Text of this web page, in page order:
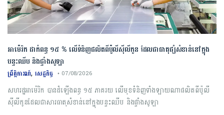
អាម៉េរិក ដាក់ពន្ធ ១៥ % លើទំនិញផលិតពីប៉ូលីស៊ីលីកូន ដែលជាធាតុផ្សំសំខាន់នៅក្នុង
បន្ទះឈីប និងផ្ទាំងសូឡា
ព្រឹត្តិការណ៍, សេដ្ឋកិច្ច • 07/08/2026
សហរដ្ឋអាម៉េរិក បានដំឡើងពន្ធ ១៥ ភាគរយ លើមុខទំនិញទាំងឡាយណាផលិតពីប៉ូលី
ស៊ីលីកូនដែលជាសារធាតុសំខាន់នៅក្នុងបន្ទះឈីប និងផ្ទាំងសូឡា